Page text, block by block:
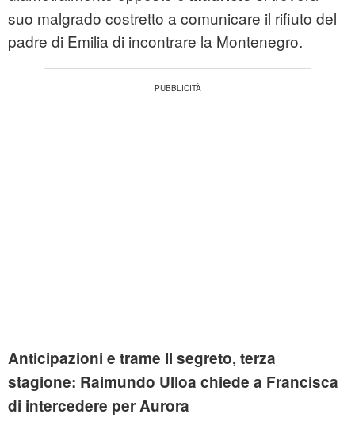
suo malgrado costretto a comunicare il rifiuto del
padre di Emilia di incontrare la Montenegro.
Anticipazioni e trame Il segreto, terza
stagione: Raimundo Ulloa chiede a Francisca
di intercedere per Aurora